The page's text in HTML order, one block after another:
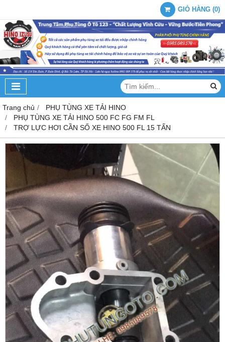
GIỎ HÀNG (0)
Trang chủ
PHỤ TÙNG XE TẢI HINO
PHỤ TÙNG XE TẢI HINO 500 FC FG FM FL
TRỢ LỰC HƠI CẦN SỐ XE HINO 500 FL 15 TẤN